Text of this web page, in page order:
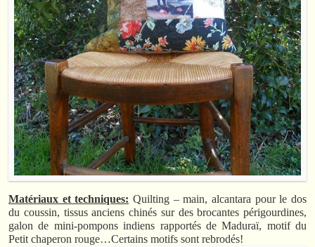
Matériaux et techniques: Quilting – main, alcantara pour le dos
du coussin, tissus anciens chinés sur des brocantes périgourdines,
galon de mini-pompons indiens rapportés de Maduraï, motif du
Petit chaperon rouge…Certains motifs sont rebrodés!